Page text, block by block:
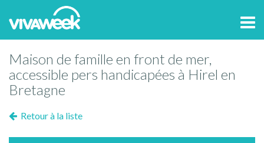
Maison de famille en front de mer,
accessible pers handicapées à Hirel en
Bretagne
Retour à la liste